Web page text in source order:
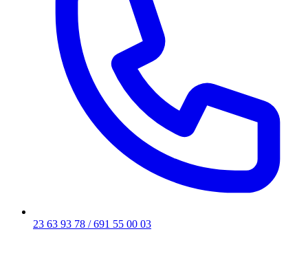
23 63 93 78 / 691 55 00 03